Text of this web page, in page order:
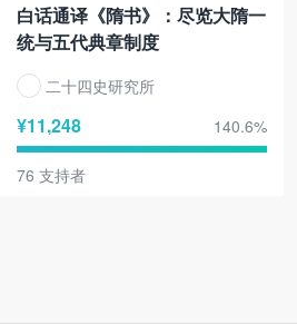
白话通译《隋书》：尽览大隋一
统与五代典章制度
二十四史研究所
¥11,248 140.6%
76 支持者